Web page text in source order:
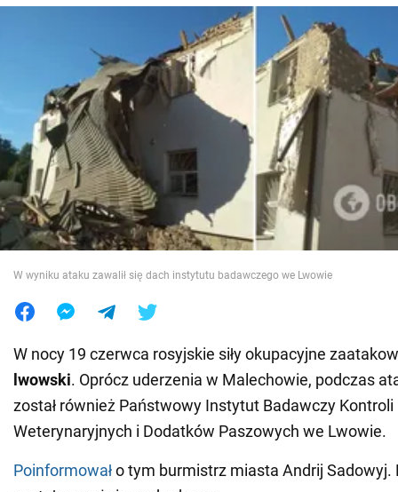
Społeczeństwo
Wojna na Ukrainie
Świat
Jedzenie
W wyniku ataku zawalił się dach instytutu badawczego we Lwowie
W nocy 19 czerwca rosyjskie siły okupacyjne
lwowski. Oprócz uderzenia w Malechowie, podczas
został również Państwowy Instytut Badawczy
Weterynaryjnych i Dodatków Paszowych we Lwowie.
Poinformowało tym burmistrz miasta Andrij Sadowyj.